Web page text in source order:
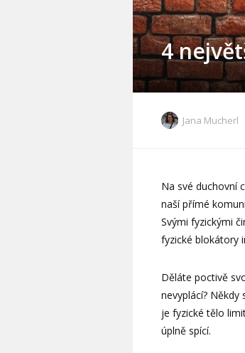
4
Jana Mucherl
Na své duchovní
naší přímé
Svými fyzickými
fyzické blokátory
Děláte poctivě
nevyplácí?
je fyzické tělo
úplně spící.